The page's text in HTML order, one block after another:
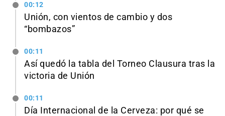
00:12
Unión, con vientos de cambio y dos
“bombazos”
00:11
Así quedó la tabla del Torneo Clausura tras la
victoria de Unión
00:11
Día Internacional de la Cerveza: por qué se